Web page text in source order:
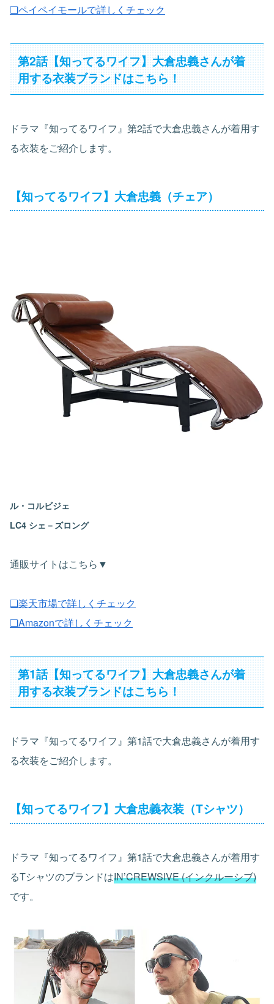
❏ペイペイモールで詳しくチェック
第2話【知ってるワイフ】大倉忠義さんが着
用する衣装ブランドはこちら！
ドラマ『知ってるワイフ』第2話で大倉忠義さんが着用す
る衣装をご紹介します。
【知ってるワイフ】大倉忠義（チェア）
ル・コルビジェ
LC4 シェ－ズロング
通販サイトはこちら▼
❏楽天市場で詳しくチェック
❏Amazonで詳しくチェック
第1話【知ってるワイフ】大倉忠義さんが着
用する衣装ブランドはこちら！
ドラマ『知ってるワイフ』第1話で大倉忠義さんが着用す
る衣装をご紹介します。
【知ってるワイフ】大倉忠義衣装（Tシャツ）
ドラマ『知ってるワイフ』第1話で大倉忠義さんが着用す
るTシャツのブランドはIN’CREWSIVE (インクルーシブ)
です。